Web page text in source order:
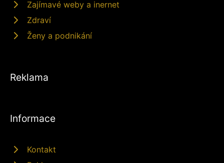
Zajímavé weby a inernet
Zdraví
Ženy a podnikání
Reklama
Informace
Kontakt